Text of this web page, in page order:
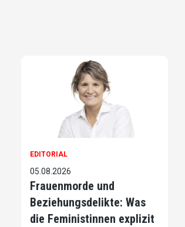
EDITORIAL
05.08.2026
Frauenmorde und
Beziehungsdelikte: Was
die Feministinnen explizit